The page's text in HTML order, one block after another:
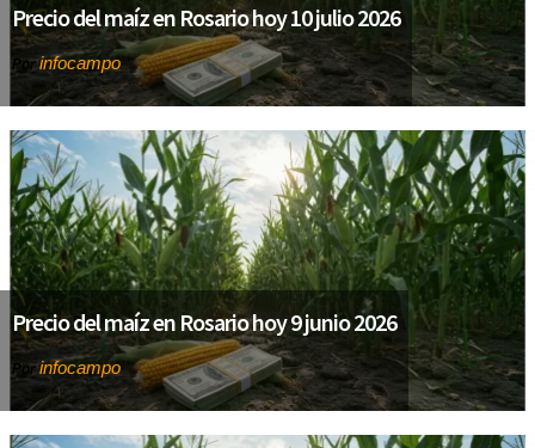
Precio del maíz en Rosario hoy 10 julio 2026
Porinfocampo
Precio del maíz en Rosario hoy 9 junio 2026
Porinfocampo